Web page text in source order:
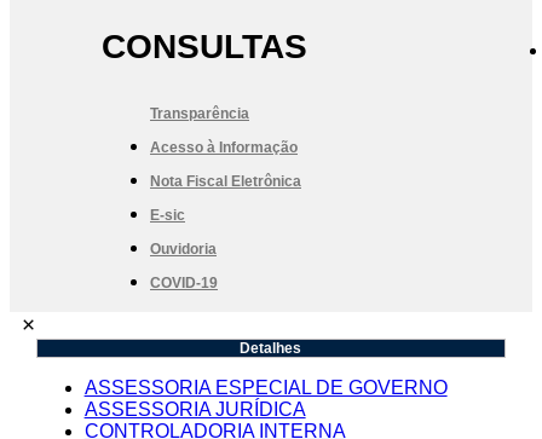
CONSULTAS
Transparência
Acesso à Informação
Nota Fiscal Eletrônica
E-sic
Ouvidoria
COVID-19
×
Detalhes
ASSESSORIA ESPECIAL DE GOVERNO
ASSESSORIA JURÍDICA
CONTROLADORIA INTERNA